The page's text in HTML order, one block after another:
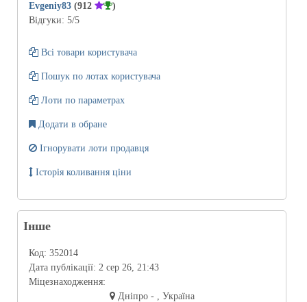
Evgeniy83 (912
)
Відгуки: 5/5
Всі товари користувача
Пошук по лотах користувача
Лоти по параметрах
Додати в обране
Ігнорувати лоти продавця
Історія коливання ціни
Інше
Код: 352014
Дата публікації: 2 сер 26, 21:43
Міцезнаходження:
Дніпро - , Україна